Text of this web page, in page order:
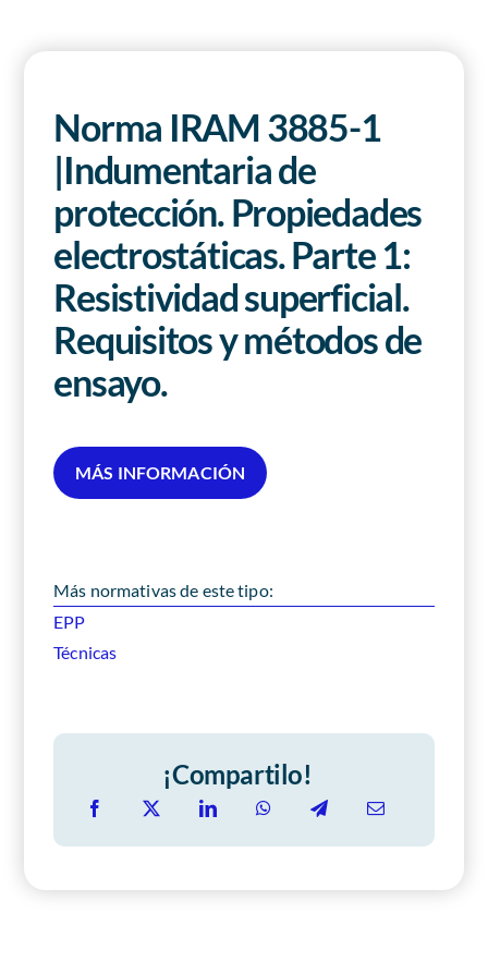
Norma IRAM 3885-1
|Indumentaria de
protección. Propiedades
electrostáticas. Parte 1:
Resistividad superficial.
Requisitos y métodos de
ensayo.
MÁS INFORMACIÓN
Más normativas de este tipo:
EPP
Técnicas
¡Compartilo!